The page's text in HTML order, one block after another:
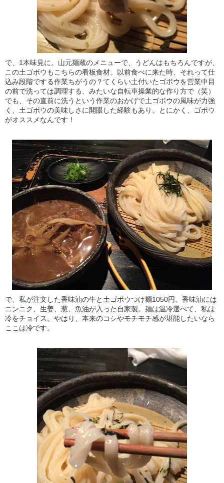
で、1本味見に。山元麺蔵のメニューで、うどんはもちろんですが、
この土ゴボウもこちらの看板食材。以前食べに来た時、それって仕
込み段階でする作業ちがうの？てくらい土付いたゴボウを営業中目
の前で洗っては調理する、みたいな自転車操業的な作り方で（笑）
でも、その直前に洗うという作業のおかげで土ゴボウの風味が力強
く、土ゴボウの美味しさに開眼した経験もあり。とにかく、ゴボウ
がオススメなんです！
で、私が注文した香味油の牛と土ゴボウつけ麺1050円。香味油には
ニンニク、生姜、葱、魚油が入った自家製。麺は温冷選べて、私は
冷をチョイス。やはり、本来のコシやモチモチ感が堪能したいなら
ここは冷です。